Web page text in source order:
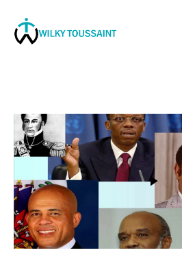
À propos
catégories
contactez-nous
Formation